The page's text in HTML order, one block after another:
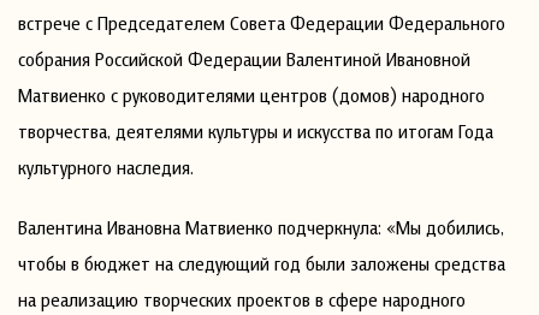
встрече с Председателем Совета Федерации Федерального
собрания Российской Федерации Валентиной Ивановной
Матвиенко с руководителями центров (домов) народного
творчества, деятелями культуры и искусства по итогам Года
культурного наследия.
Валентина Ивановна Матвиенко подчеркнула: «Мы добились,
чтобы в бюджет на следующий год были заложены средства
на реализацию творческих проектов в сфере народного